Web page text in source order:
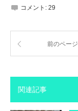
コメント: 29
前のページ
関連記事